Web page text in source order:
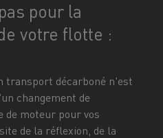
pour la
votre flotte :
transport décarboné n'est
changement de
de moteur pour vos
de la réflexion, de la